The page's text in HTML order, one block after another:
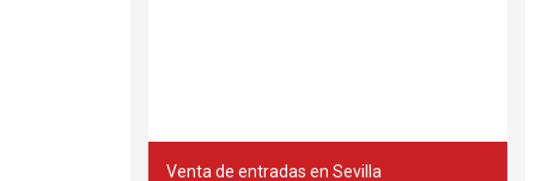
Venta de entradas en Sevilla